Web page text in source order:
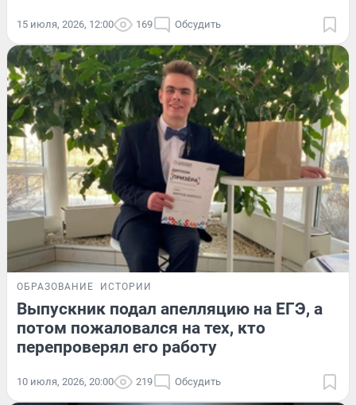
15 июля, 2026, 12:00 169 Обсудить
ОБРАЗОВАНИЕ ИСТОРИИ
Выпускник подал апелляцию на ЕГЭ, а
потом пожаловался на тех, кто
перепроверял его работу
10 июля, 2026, 20:00 219 Обсудить